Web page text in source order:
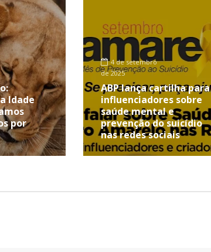
Idade
por
4 de setembro
de 2025
ABP lança cartilha para
influenciadores sobre
saúde mental e
prevenção do suicídio
nas redes sociais